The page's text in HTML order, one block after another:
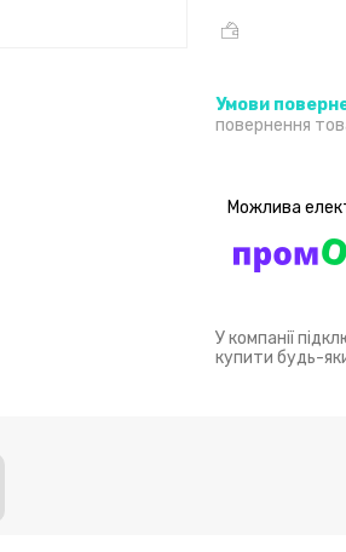
повернення
У компанії
купити будь-